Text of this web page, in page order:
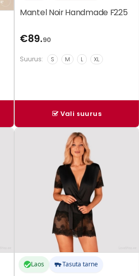
Mantel Noir Handmade F225
€89.90
Suurus: S M L XL
Vali suurus
Laos Tasuta tarne
Sellel
tootelehel.